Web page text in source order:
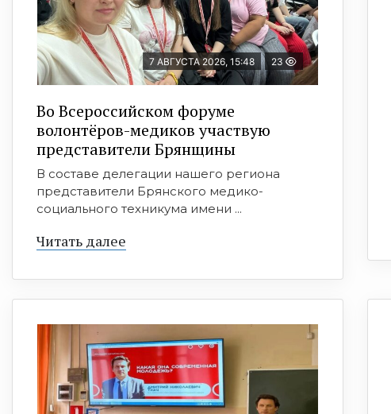
7 АВГУСТА 2026, 15:48 23
Во Всероссийском форуме
волонтёров-медиков участвую
представители Брянщины
В составе делегации нашего региона
представители Брянского медико-
социального техникума имени ...
Читать далее